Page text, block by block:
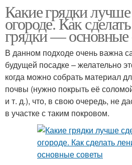
Какие грядки лучше
огороде. Как
грядки — основные
В данном подходе очень важна
будущей посадке – желательно
когда можно собрать материал
почвы (нужно покрыть её
и т. д.), что, в свою очередь, не
в участке с таким покровом.